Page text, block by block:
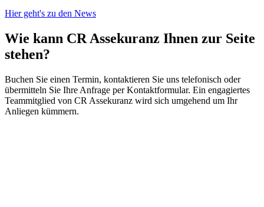
Hier geht's zu den News
Wie kann CR Assekuranz Ihnen zur Seite
stehen?
Buchen Sie einen Termin, kontaktieren Sie uns telefonisch oder
übermitteln Sie Ihre Anfrage per Kontaktformular. Ein engagiertes
Teammitglied von CR Assekuranz wird sich umgehend um Ihr
Anliegen kümmern.